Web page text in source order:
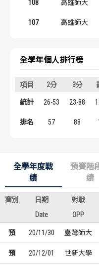
108 高雄師大
107 高雄師大
全學年個人排行榜
項目 2分 3分
統計 26-53 23-88
排名 57 88
全學年度戰
績
預賽階
績
賽別 日期 對戰
Date
OPP
預 20/11/30 臺灣師大
預 20/12/01 世新大學